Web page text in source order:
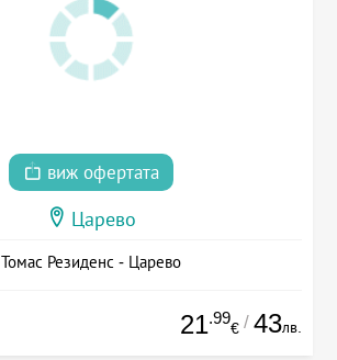
виж офертата
Царево
Томас Резиденс - Царево
21.99
€ / 43лв.